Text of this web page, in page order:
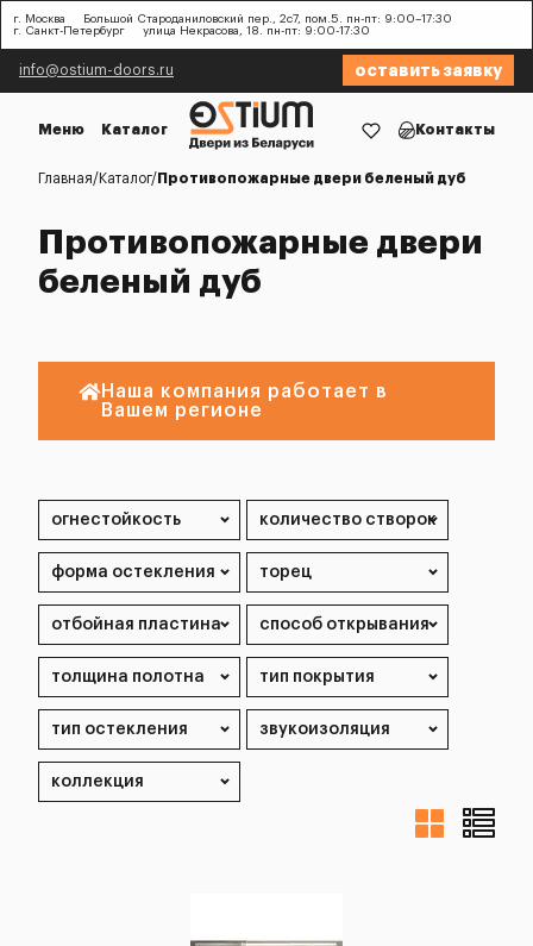
г. Москва
Большой Староданиловский пер., 2с7, пом.5. пн-пт: 9:00–17:30
г. Санкт-Петербург
улица Некрасова, 18. пн-пт: 9:00-17:30
info@ostium-doors.ru оставить заявку
Меню Каталог Контакты
Главная Каталог Противопожарные двери беленый дуб
Противопожарные двери
беленый дуб
Наша компания работает в
Вашем регионе